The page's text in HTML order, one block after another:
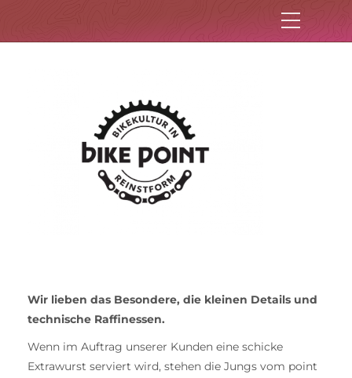
Wir lieben das Besondere, die kleinen Details und
technische Raffinessen.
Wenn im Auftrag unserer Kunden eine schicke
Extrawurst serviert wird, stehen die Jungs vom point